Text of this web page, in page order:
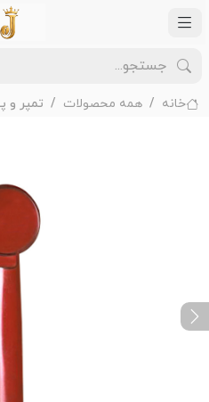
خانه همه محصولات تمپر و
Previous